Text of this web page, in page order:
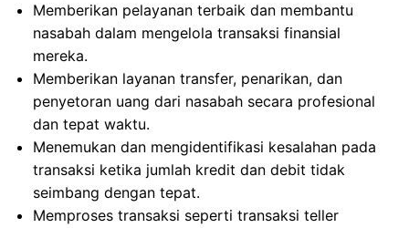
Memberikan pelayanan terbaik dan membantu
nasabah dalam mengelola transaksi finansial
mereka.
Memberikan layanan transfer, penarikan, dan
penyetoran uang dari nasabah secara profesional
dan tepat waktu.
Menemukan dan mengidentifikasi kesalahan pada
transaksi ketika jumlah kredit dan debit tidak
seimbang dengan tepat.
Memproses transaksi seperti transaksi teller